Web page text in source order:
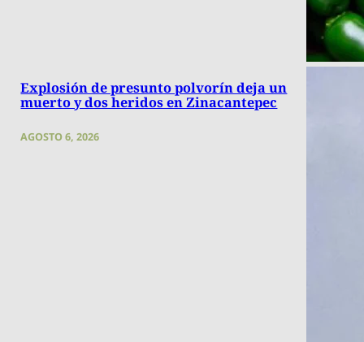
Explosión de presunto polvorín deja un
muerto y dos heridos en Zinacantepec
AGOSTO 6, 2026